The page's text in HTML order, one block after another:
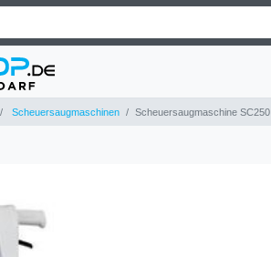
Scheuersaugmaschinen Scheuersaugmaschine SC250